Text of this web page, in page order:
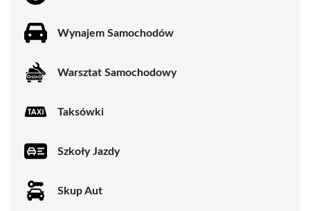
Wynajem Samochodów
Warsztat Samochodowy
Taksówki
Szkoły Jazdy
Skup Aut